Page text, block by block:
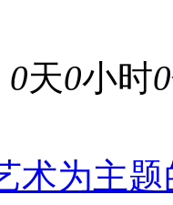
0天0小时0
术为主